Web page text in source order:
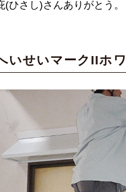
(ひさし)さんありがとう。
いせいマークIIホ